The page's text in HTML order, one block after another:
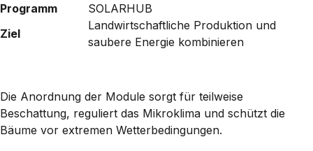
Programm
SOLARHUB
Ziel
Landwirtschaftliche Produktion und
saubere Energie kombinieren
Die Anordnung der Module sorgt für teilweise
Beschattung, reguliert das Mikroklima und schützt die
Bäume vor extremen Wetterbedingungen.